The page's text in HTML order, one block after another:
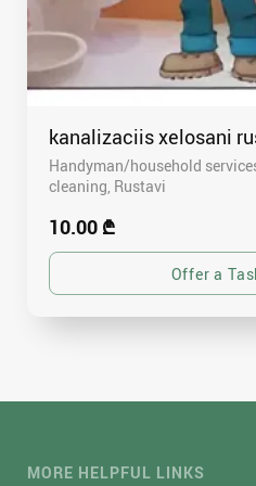
kanalizaciis xelosani
Handyman/household
cleaning Rustavi
10.00 ₾
MORE HELPFUL LINKS